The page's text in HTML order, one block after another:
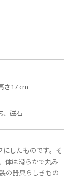
さ17 cm
、磁石
したものです。そ
体は滑らかで丸み
の器具らしきもの